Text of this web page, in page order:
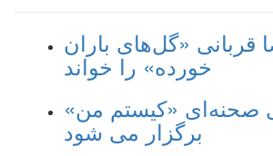
قربانی «گل‌های باران
خورده» را خواند
صحنه‌ای «کیستم من»
برگزار می شود